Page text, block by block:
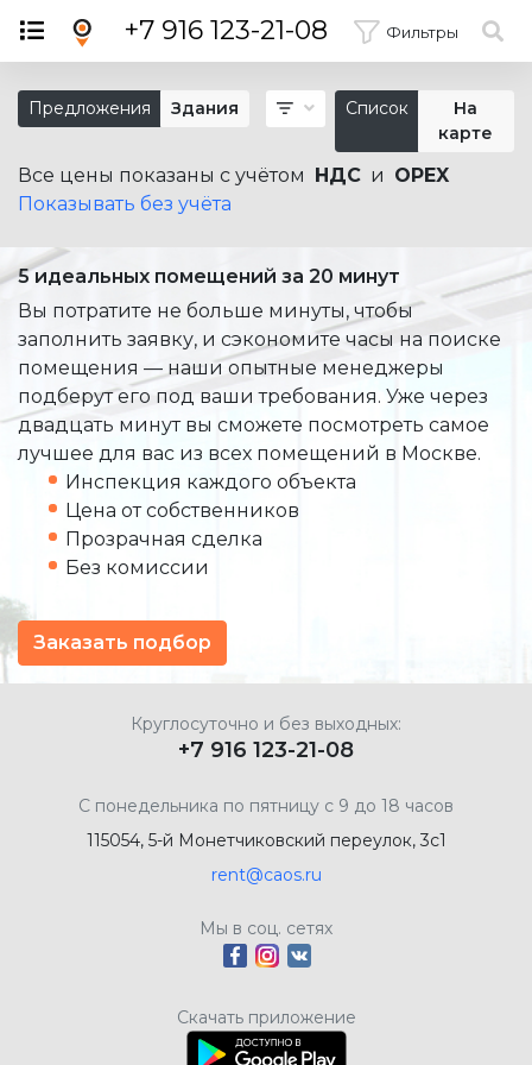
+7 916 123-21-08 Фильтры
×
Предложения Здания Список
На
карте
Все цены показаны с учётом НДС и OPEX
Показывать без учёта
5 идеальных помещений за 20 минут
Вы потратите не больше минуты, чтобы
заполнить заявку, и сэкономите часы на поиске
помещения — наши опытные менеджеры
подберут его под ваши требования. Уже через
двадцать минут вы сможете посмотреть самое
лучшее для вас из всех помещений в Москве.
Инспекция каждого объекта
Цена от собственников
Прозрачная сделка
Без комиссии
Заказать подбор
Круглосуточно и без выходных:
+7 916 123-21-08
С понедельника по пятницу с 9 до 18 часов
115054, 5-й Монетчиковский переулок, 3с1
rent@caos.ru
Мы в соц. сетях
Скачать приложение